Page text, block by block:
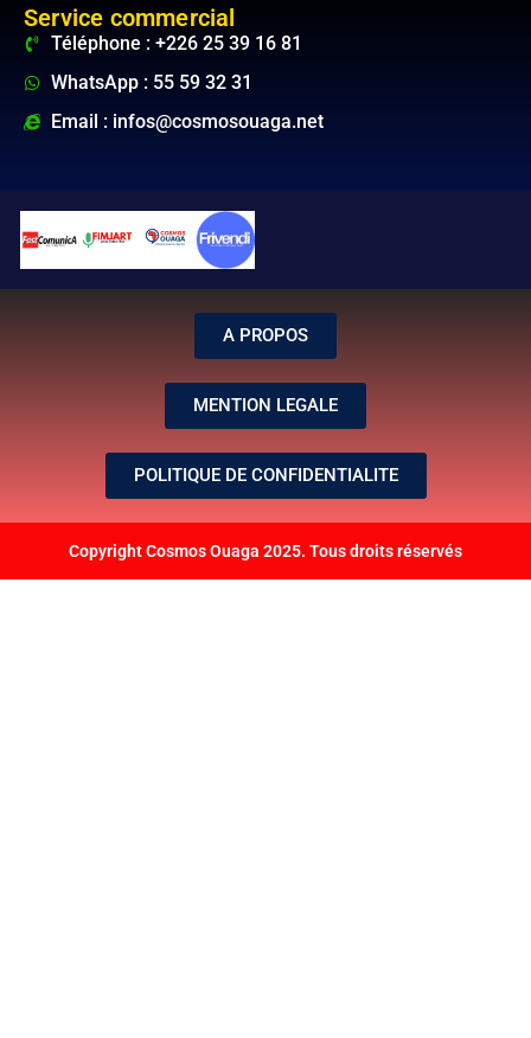
Service commercial
Téléphone : +226 25 39 16 81
WhatsApp : 55 59 32 31
Email : infos@cosmosouaga.net
A PROPOS
MENTION LEGALE
POLITIQUE DE CONFIDENTIALITE
Copyright Cosmos Ouaga 2025. Tous droits réservés